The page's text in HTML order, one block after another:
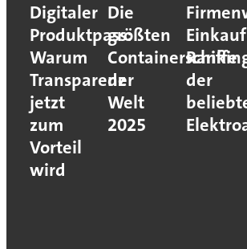
Digitaler
Produktpass:
Warum
Transparenz
jetzt
zum
Vorteil
wird
Die
größten
Containerschiffe
der
Welt
2025
der